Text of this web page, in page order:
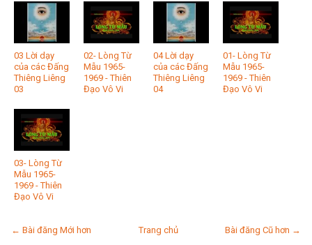
03 Lời dạy
của các Đấng
Thiêng Liêng
03
02- Lòng Từ
Mẫu 1965-
1969 - Thiên
Đạo Vô Vi
04 Lời dạy
của các Đấng
Thiêng Liêng
04
01- Lòng Từ
Mẫu 1965-
1969 - Thiên
Đạo Vô Vi
03- Lòng Từ
Mẫu 1965-
1969 - Thiên
Đạo Vô Vi
← Bài đăng Mới hơn Bài đăng Cũ hơn →
Trang chủ